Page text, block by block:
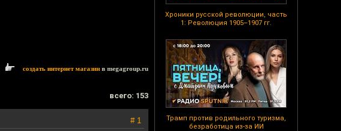
Хроники русской революции, часть
1: Революция 1905–1907 гг.
Трамп против родильного туризма,
безработица из-за ИИ
создать интернет магазин в megagroup.ru
всего: 153
# 1